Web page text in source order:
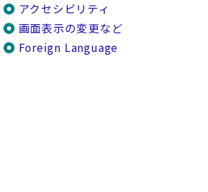
アクセシビリティ
画面表示の変更など
Foreign Language